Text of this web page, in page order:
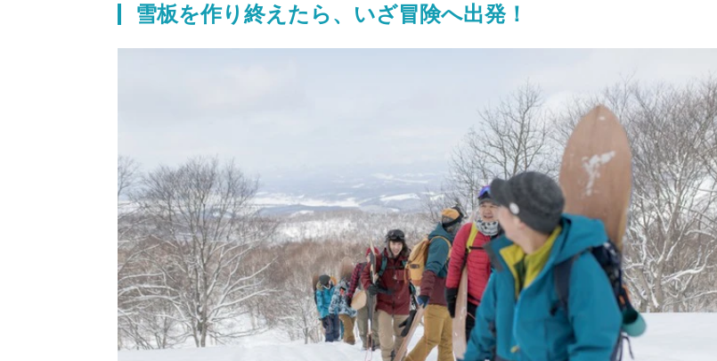
雪板を作り終えたら、いざ冒険へ出発！